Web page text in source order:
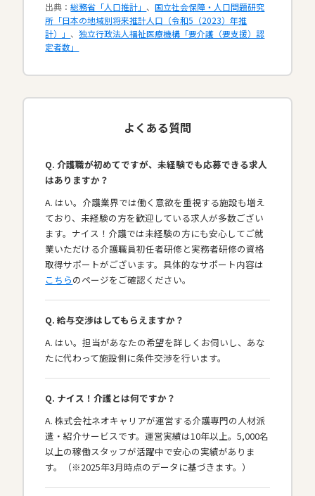
出典：総務省「人口推計」 、国立社会保障・人口問題研究
所「日本の地域別将来推計人口（令和5（2023）年推
計）」 、独立行政法人福祉医療機構「要介護（要支援）認
定者数」
よくある質問
Q. 介護職が初めてですが、未経験でも応募できる求人
はありますか？
A. はい。介護業界では働く意欲を重視する施設も増え
ており、未経験の方を歓迎している求人が多数ござい
ます。ナイス！介護では未経験の方にも安心してご就
業いただける介護職員初任者研修と実務者研修の資格
取得サポートがございます。具体的なサポート内容は
こちらのページをご確認ください。
Q. 給与交渉はしてもらえますか？
A. はい。担当があなたの希望を詳しくお伺いし、あな
たに代わって施設側に条件交渉を行います。
Q. ナイス！介護とは何ですか？
A. 株式会社ネオキャリアが運営する介護専門の人材派
遣・紹介サービスです。運営実績は10年以上。5,000名
以上の稼働スタッフが活躍中で安心の実績がありま
す。（※2025年3月時点のデータに基づきます。）